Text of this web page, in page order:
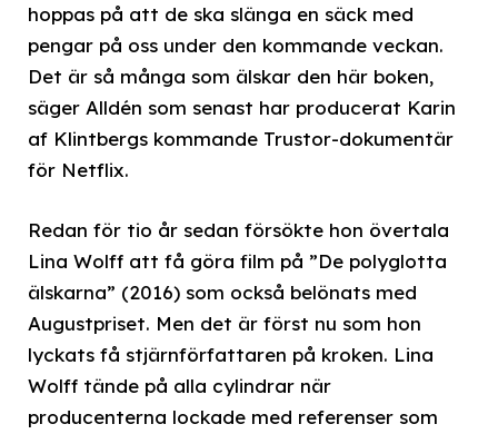
hoppas på att de ska slänga en säck med
pengar på oss under den kommande veckan.
Det är så många som älskar den här boken,
säger Alldén som senast har producerat Karin
af Klintbergs kommande Trustor-dokumentär
för Netflix.
Redan för tio år sedan försökte hon övertala
Lina Wolff att få göra film på ”De polyglotta
älskarna” (2016) som också belönats med
Augustpriset. Men det är först nu som hon
lyckats få stjärnförfattaren på kroken. Lina
Wolff tände på alla cylindrar när
producenterna lockade med referenser som